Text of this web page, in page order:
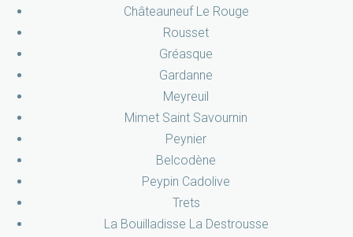
Châteauneuf Le Rouge
Rousset
Gréasque
Gardanne
Meyreuil
Mimet Saint Savournin
Peynier
Belcodène
Peypin Cadolive
Trets
La Bouilladisse La Destrousse